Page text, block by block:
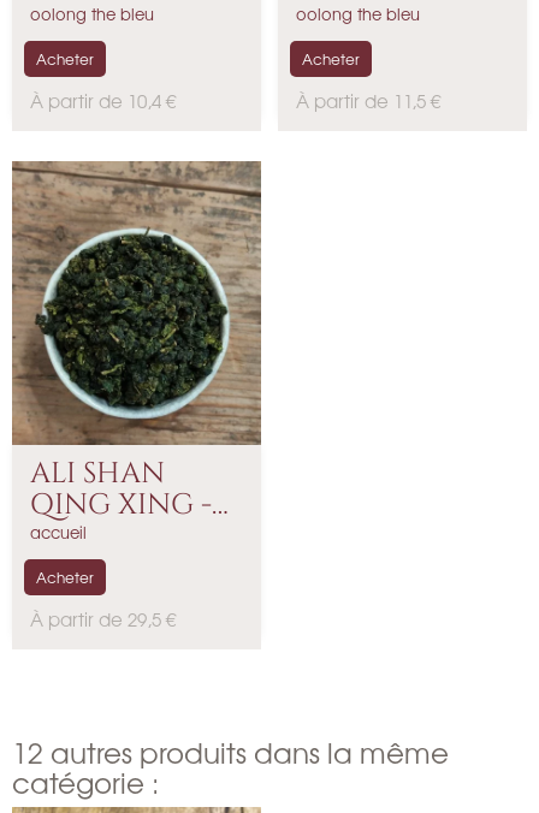
oolong the bleu
P
x
À partir de 10,4 €
Acheter
Taïwain
oolong the bleu
P
À partir de 11,5 €
Acheter
ALI SHAN
QING XING -
Thé...
accueil
P
À partir de 29,5 €
Acheter
12 autres produits dans la même
catégorie :